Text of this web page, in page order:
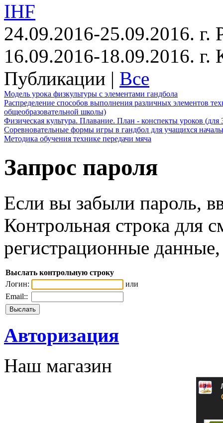
IHF
24.09.2016-25.09.2016. г.
16.09.2016-18.09.2016.
Публикации | Все
Модель урока физкультуры с элементами гандбола
Распределение способов выполнения различных элементов
общеобразовательной школы)
Физическая культура. Плавание. План - конспекты уроков (для
Соревновательные формы игры в гандбол для учащихся
Методика обучения технике передачи мяча
Запрос пароля
Если вы забыли пароль,
Контрольная строка для
регистрационные
Выслать контрольную строку
Логин:
или
Email::
Авторизация
Наш магазин